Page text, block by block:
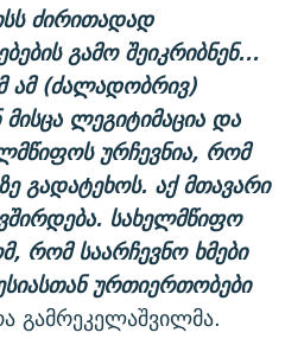
ძირითადად
გამო შეიკრიბნენ...
ამ (ძალადობრივ)
ლეგიტიმაცია და
ურჩევნია, რომ
გადატეხოს. აქ მთავარი
სახელმწიფო
რომ საარჩევნო ხმები
ურთიერთობები
გამრეკელაშვილმა.